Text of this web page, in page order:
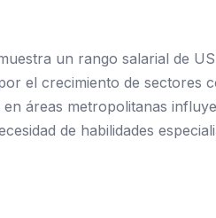
un rango salarial de
el crecimiento de sectores
áreas metropolitanas
de habilidades